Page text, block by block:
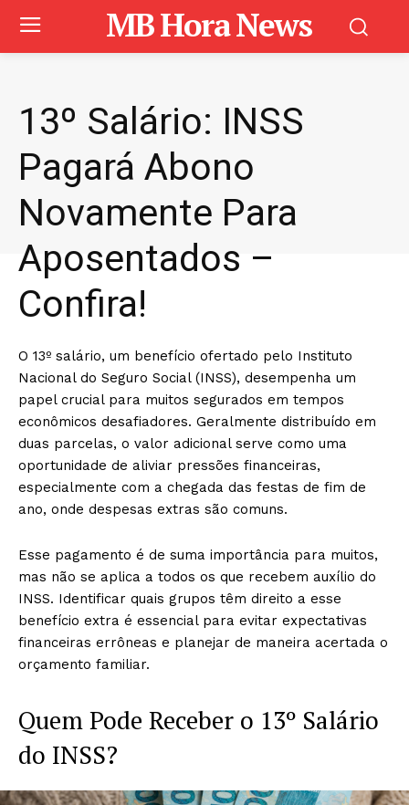
MB Hora News
13º Salário: INSS
Pagará Abono
Novamente Para
Aposentados –
Confira!
O 13º salário, um benefício ofertado pelo Instituto
Nacional do Seguro Social (INSS), desempenha um
papel crucial para muitos segurados em tempos
econômicos desafiadores. Geralmente distribuído em
duas parcelas, o valor adicional serve como uma
oportunidade de aliviar pressões financeiras,
especialmente com a chegada das festas de fim de
ano, onde despesas extras são comuns.
Esse pagamento é de suma importância para muitos,
mas não se aplica a todos os que recebem auxílio do
INSS. Identificar quais grupos têm direito a esse
benefício extra é essencial para evitar expectativas
financeiras errôneas e planejar de maneira acertada o
orçamento familiar.
Quem Pode Receber o 13º Salário
do INSS?